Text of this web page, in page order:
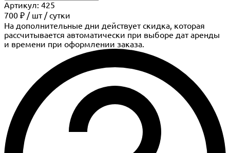
Артикул: 425
700 ₽ / шт / сутки
На дополнительные дни действует скидка, которая
рассчитывается автоматически при выборе дат аренды
и времени при оформлении заказа.